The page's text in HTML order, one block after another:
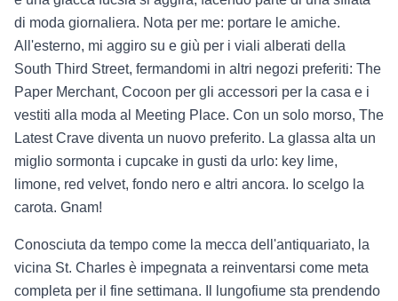
di moda giornaliera. Nota per me: portare le amiche.
All'esterno, mi aggiro su e giù per i viali alberati della
South Third Street, fermandomi in altri negozi preferiti: The
Paper Merchant, Cocoon per gli accessori per la casa e i
vestiti alla moda al Meeting Place. Con un solo morso, The
Latest Crave diventa un nuovo preferito. La glassa alta un
miglio sormonta i cupcake in gusti da urlo: key lime,
limone, red velvet, fondo nero e altri ancora. Io scelgo la
carota. Gnam!
Conosciuta da tempo come la mecca dell'antiquariato, la
vicina St. Charles è impegnata a reinventarsi come meta
completa per il fine settimana. Il lungofiume sta prendendo